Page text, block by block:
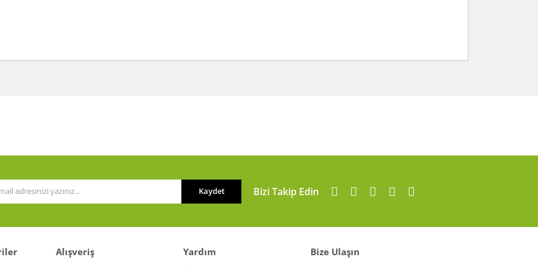
Kaydet Bizi Takip Edin
Alışveriş Yardım
Bize Ulaşın